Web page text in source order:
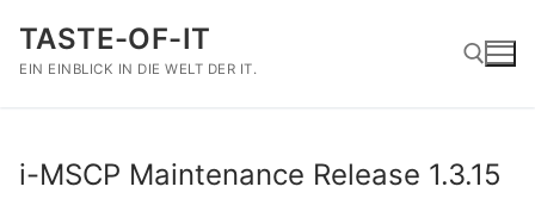
Inhalt
springen
TASTE-OF-IT
EIN EINBLICK IN DIE WELT DER IT.
i-MSCP Maintenance Release 1.3.15